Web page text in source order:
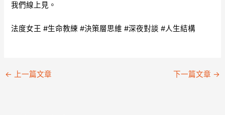
我們線上見。
法度女王 #生命教練 #決策層思維 #深夜對談 #人生結構
← 上一篇文章 下一篇文章 →